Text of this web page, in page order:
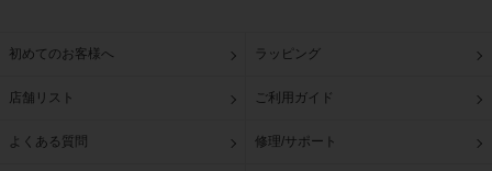
初めてのお客様へ ラッピング
店舗リスト ご利用ガイド
よくある質問 修理/サポート